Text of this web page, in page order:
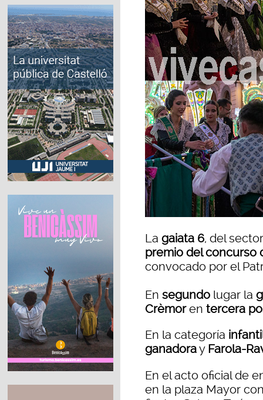
La gaiata 6, del
premio del concurso
convocado por el
En segundo lugar la
Crèmoren tercera
En la categoría
ganadoray Farola-
En el acto oficial de
en la plaza Mayor